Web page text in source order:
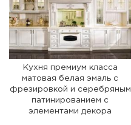
Кухня премиум класса
матовая белая эмаль с
фрезировкой и серебряным
патинированием с
элементами декора